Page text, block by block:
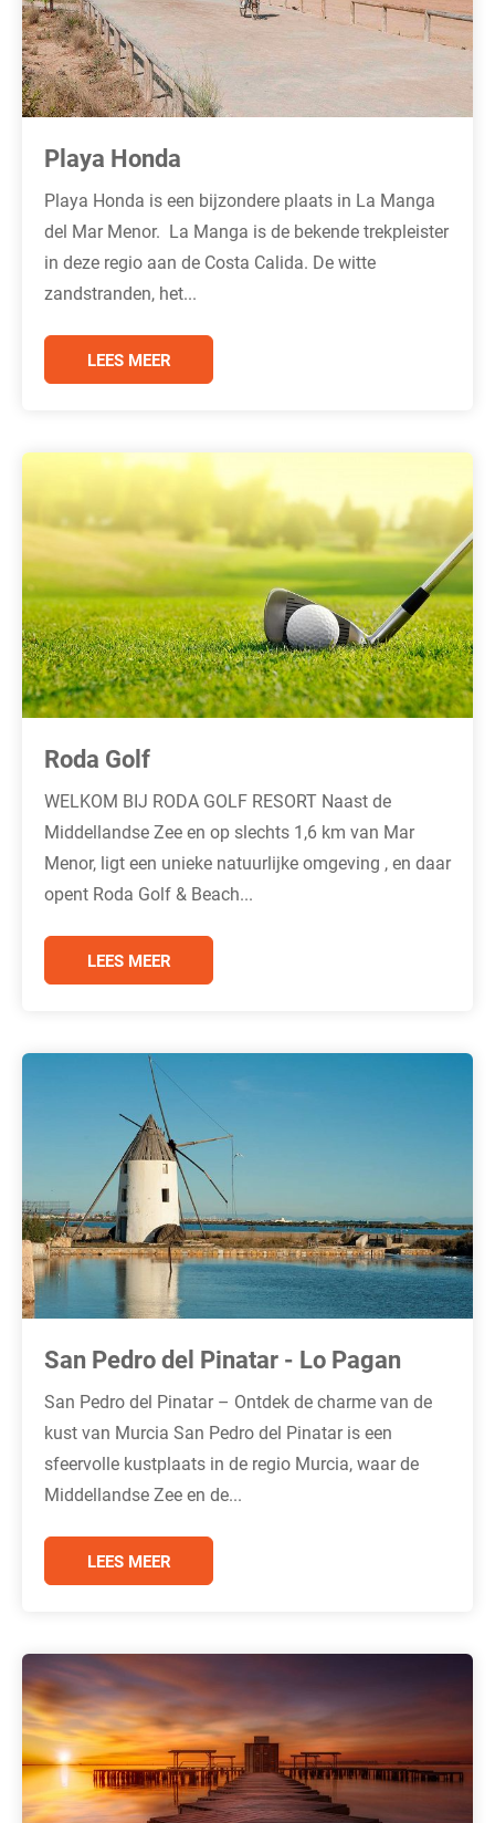
Playa Honda
Playa Honda is een bijzondere plaats in La Manga
del Mar Menor. La Manga is de bekende trekpleister
in deze regio aan de Costa Calida. De witte
zandstranden, het...
LEES MEER
Roda Golf
WELKOM BIJ RODA GOLF RESORT Naast de
Middellandse Zee en op slechts 1,6 km van Mar
Menor, ligt een unieke natuurlijke omgeving , en daar
opent Roda Golf & Beach...
LEES MEER
San Pedro del Pinatar - Lo Pagan
San Pedro del Pinatar – Ontdek de charme van de
kust van Murcia San Pedro del Pinatar is een
sfeervolle kustplaats in de regio Murcia, waar de
Middellandse Zee en de...
LEES MEER